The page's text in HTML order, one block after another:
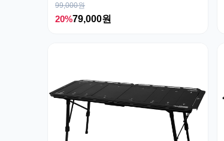
99,000원
20%79,000원